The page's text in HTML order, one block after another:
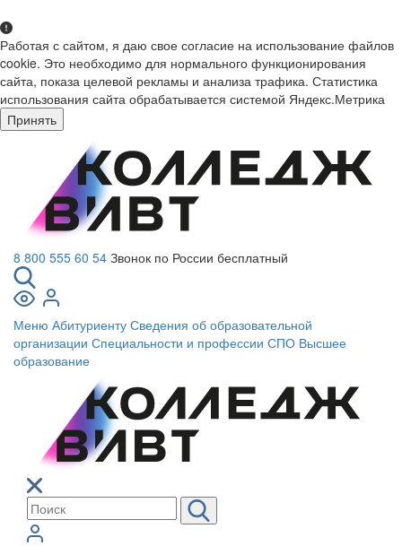
Работая с сайтом, я даю свое согласие на использование файлов
cookie. Это необходимо для нормального функционирования
сайта, показа целевой рекламы и анализа трафика. Статистика
использования сайта обрабатывается системой Яндекс.Метрика
Принять
8 800 555 60 54 Звонок по России бесплатный
Меню Абитуриенту Сведения об образовательной
организации Специальности и профессии СПО Высшее
образование